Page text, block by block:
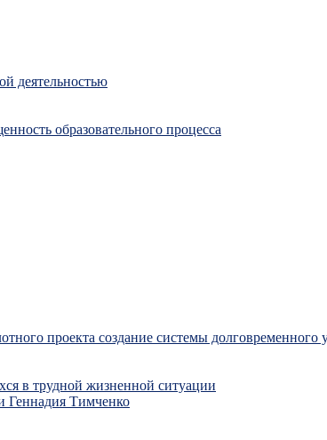
деятельностью
образовательного процесса
проекта создание системы долговременного
в трудной жизненной ситуации
Геннадия Тимченко